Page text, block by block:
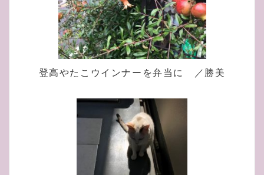
登高やたこウインナーを弁当に ／勝美